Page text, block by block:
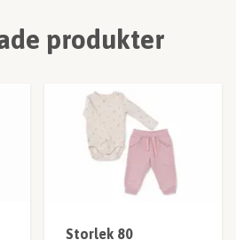
produkter
Storlek 80